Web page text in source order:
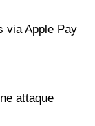
via Apple Pay
attaque